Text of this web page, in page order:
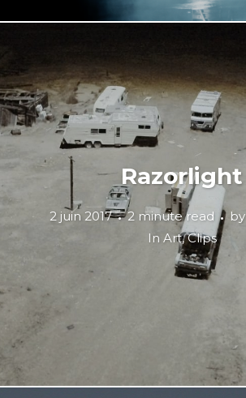
Razorlight
2 juin 2017 2 minute read by
In Art,Clips